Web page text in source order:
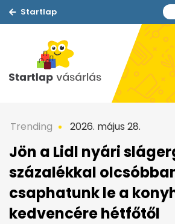
Startlap
Trending 2026. május 28.
Jön a Lidl nyári
százalékkal
csaphatunk le a
kedvencére hétfőtől